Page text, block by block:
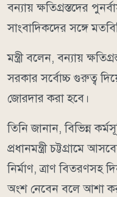
বন্যায় ক্ষতিগ্রস্তদের
সাংবাদিকদের সঙ্গে
মন্ত্রী বলেন, বন্যায়
সরকার সর্বোচ্চ গুরুত্ব
জোরদার করা হবে।
তিনি জানান, বিভিন্ন
প্রধানমন্ত্রী চট্টগ্রামে
নির্মাণ, ত্রাণ বিতরণসহ
অংশ নেবেন বলে আশা